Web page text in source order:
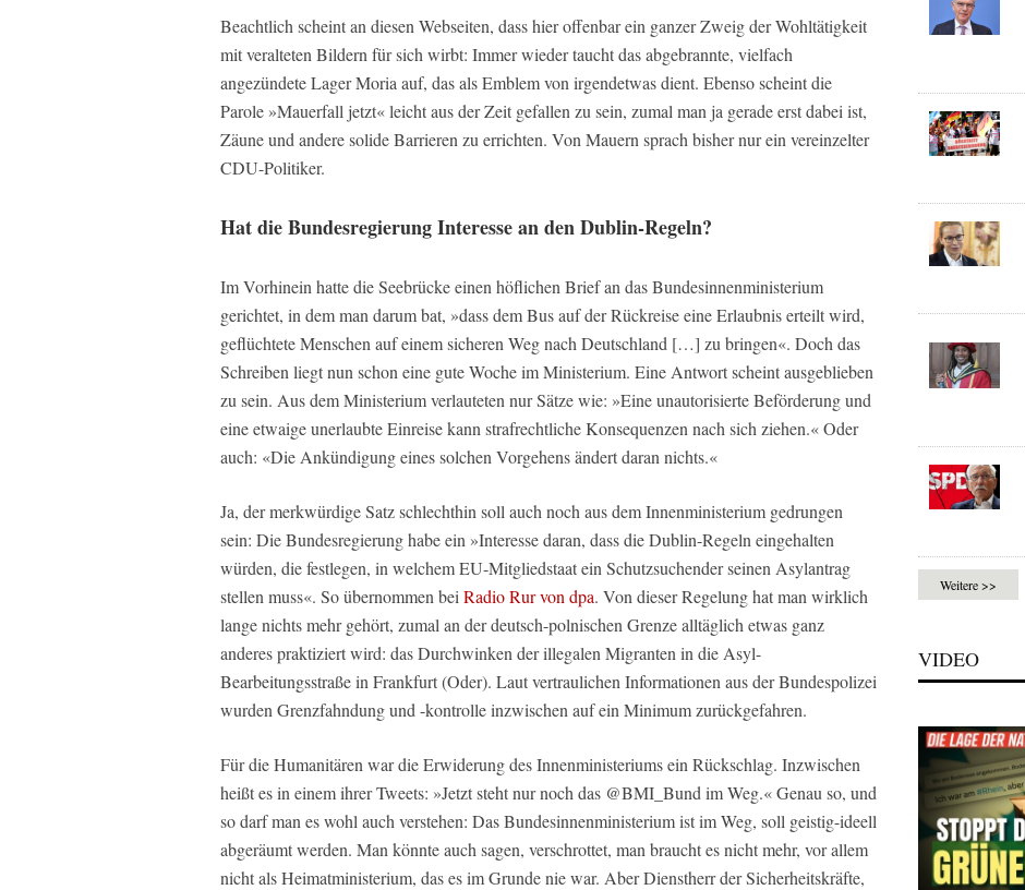
Beachtlich scheint an diesen Webseiten, dass hier offenbar ein ganzer Zweig der Wohltätigkeit
mit veralteten Bildern für sich wirbt: Immer wieder taucht das abgebrannte, vielfach
angezündete Lager Moria auf, das als Emblem von irgendetwas dient. Ebenso scheint die
Parole »Mauerfall jetzt« leicht aus der Zeit gefallen zu sein, zumal man ja gerade erst dabei ist,
Zäune und andere solide Barrieren zu errichten. Von Mauern sprach bisher nur ein vereinzelter
CDU-Politiker.
Hat die Bundesregierung Interesse an den Dublin-Regeln?
Im Vorhinein hatte die Seebrücke einen höflichen Brief an das Bundesinnenministerium
gerichtet, in dem man darum bat, »dass dem Bus auf der Rückreise eine Erlaubnis erteilt wird,
geflüchtete Menschen auf einem sicheren Weg nach Deutschland […] zu bringen«. Doch das
Schreiben liegt nun schon eine gute Woche im Ministerium. Eine Antwort scheint ausgeblieben
zu sein. Aus dem Ministerium verlauteten nur Sätze wie: »Eine unautorisierte Beförderung und
eine etwaige unerlaubte Einreise kann strafrechtliche Konsequenzen nach sich ziehen.« Oder
auch: «Die Ankündigung eines solchen Vorgehens ändert daran nichts.«
Ja, der merkwürdige Satz schlechthin soll auch noch aus dem Innenministerium gedrungen
sein: Die Bundesregierung habe ein »Interesse daran, dass die Dublin-Regeln eingehalten
würden, die festlegen, in welchem EU-Mitgliedstaat ein Schutzsuchender seinen Asylantrag
stellen muss«. So übernommen bei Radio Rur von dpa. Von dieser Regelung hat man wirklich
lange nichts mehr gehört, zumal an der deutsch-polnischen Grenze alltäglich etwas ganz
anderes praktiziert wird: das Durchwinken der illegalen Migranten in die Asyl-
Bearbeitungsstraße in Frankfurt (Oder). Laut vertraulichen Informationen aus der Bundespolizei
wurden Grenzfahndung und -kontrolle inzwischen auf ein Minimum zurückgefahren.
Für die Humanitären war die Erwiderung des Innenministeriums ein Rückschlag. Inzwischen
heißt es in einem ihrer Tweets: »Jetzt steht nur noch das @BMI_Bund im Weg.« Genau so, und
so darf man es wohl auch verstehen: Das Bundesinnenministerium ist im Weg, soll geistig-ideell
abgeräumt werden. Man könnte auch sagen, verschrottet, man braucht es nicht mehr, vor allem
nicht als Heimatministerium, das es im Grunde nie war. Aber Dienstherr der Sicherheitskräfte,
Weitere >>
VIDEO